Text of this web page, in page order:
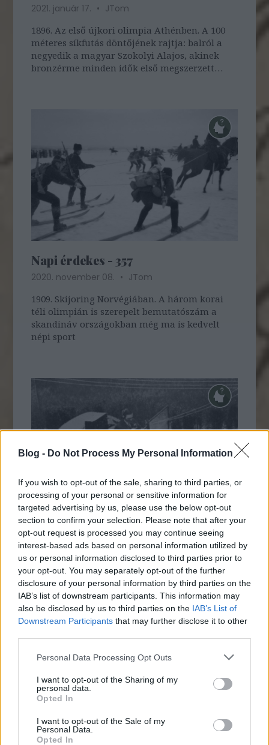
Blog - Do Not Process My Personal Information
If you wish to opt-out of the sale, sharing to third parties, or
processing of your personal or sensitive information for
targeted advertising by us, please use the below opt-out
section to confirm your selection. Please note that after your
opt-out request is processed you may continue seeing
interest-based ads based on personal information utilized by
us or personal information disclosed to third parties prior to
your opt-out. You may separately opt-out of the further
disclosure of your personal information by third parties on the
IAB’s list of downstream participants. This information may
also be disclosed by us to third parties on the IAB’s List of
Downstream Participants that may further disclose it to other
Please note that this website/app uses one or more Google
not limited to your visit or usage behaviour. You may click to
grant or deny consent to Google and its third-party tags to
use your data for below specified purposes in below Google
consent section.
Personal Data Processing Opt Outs
I want to opt-out of the Sharing of my
personal data.
Opted In
I want to opt-out of the Sale of my
Personal Data.
Opted In
2021. január 17.
JTom
1896. Az első újkori olimpia Athénben. A 100
méteres síkfutás döntőjének rajtja: balról a
negyedik a magyar Szokolyi Alajos, akinek
bronzérme minden idők első megszerzett
Napi érdekes - 357
2020. november 08.
JTom
1909. Skijoring Norvégiában. A három korai
téli olimpián is szerepelt bemutatószám a
skandináv országokban még ma is kedvelt
népi sport
Napi érdekes - 346
2020. augusztus 23.
JTom
Rövid pihenő után újra itt veletek, de
mindenekelőtt: nektek. Mindjárt egy Napi
érdekessel kezdünk, és kérünk, hogy
olvassátok a következő bejegyzéseket is,
mindennél jobban kell kitüntető
maradhassunk, és itt maradhassunk. Ha
ritkábban néztek az indexre,…
Következő oldal
Top 10
Harminc éves fotók